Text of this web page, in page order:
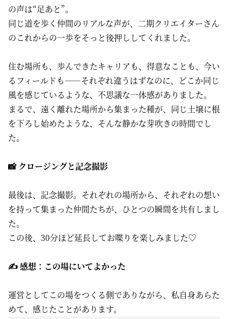
の声は“足あと”。
同じ道を歩く仲間のリアルな声が、二期クリエイターさん
のこれからの一歩をそっと後押ししてくれました。
住む場所も、歩んできたキャリアも、得意なことも、今い
るフィールドも――それぞれ違うはずなのに、どこか同じ
風を感じているような、不思議な一体感がありました。
まるで、遠く離れた場所から集まった種が、同じ土壌に根
を下ろし始めたような、そんな静かな芽吹きの時間でし
た。
📸 クロージングと記念撮影
最後は、記念撮影。それぞれの場所から、それぞれの想い
を持って集まった仲間たちが、ひとつの瞬間を共有しまし
た。
この後、30分ほど延長してお喋りを楽しみました♡
✍️ 感想：この場にいてよかった
運営としてこの場をつくる側でありながら、私自身あらた
めて、感じたことがあります。